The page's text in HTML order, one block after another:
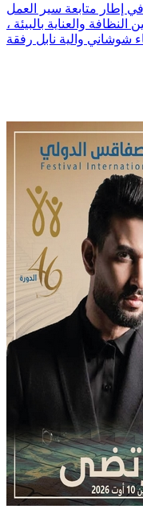
في إطار متابعة سير العمل
النظافة والعناية بالبيئة ،